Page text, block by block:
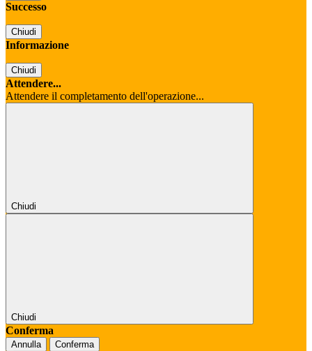
Successo
Chiudi
Informazione
Chiudi
Attendere...
Attendere il completamento dell'operazione...
Chiudi
Chiudi
Conferma
Annulla Conferma